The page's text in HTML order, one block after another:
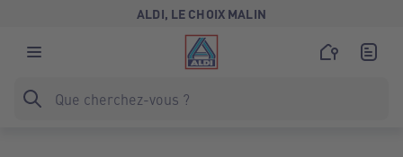
ALDI, LE CHOIX MALIN